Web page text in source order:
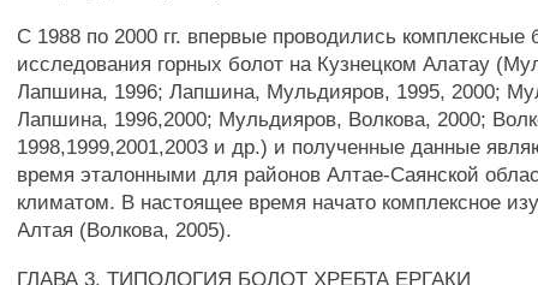
С 1988 по 2000 гг. впервые проводились комплексные
исследования горных болот на Кузнецком Алатау
Лапшина, 1996; Лапшина, Мульдияров, 1995, 2000;
Лапшина, 1996,2000; Мульдияров, Волкова, 2000;
1998,1999,2001,2003 и др.) и полученные данные
время эталонными для районов Алтае-Саянской
климатом. В настоящее время начато комплексное
Алтая (Волкова, 2005).
ГЛАВА 3. ТИПОЛОГИЯ БОЛОТ ХРЕБТА ЕРГАКИ